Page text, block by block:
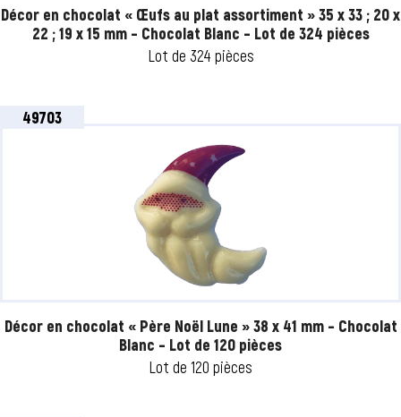
Décor en chocolat « Œufs au plat assortiment » 35 x 33 ; 20 x
22 ; 19 x 15 mm – Chocolat Blanc – Lot de 324 pièces
Lot de 324 pièces
49703
Décor en chocolat « Père Noël Lune » 38 x 41 mm – Chocolat
Blanc – Lot de 120 pièces
Lot de 120 pièces